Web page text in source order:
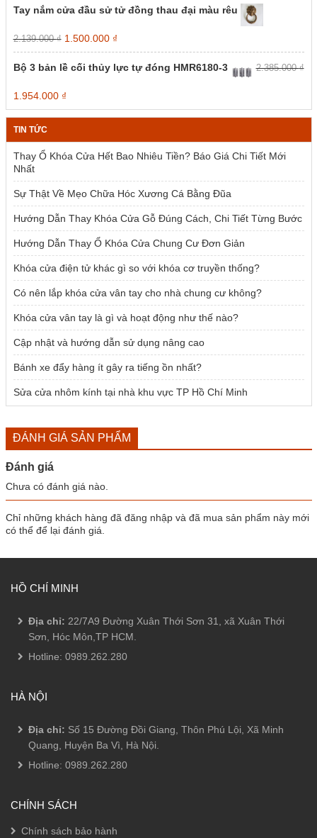
Tay nắm cửa đầu sử tử đồng thau đại màu rêu
2.139.000₫ Giá
gốc
là:
2.139.000 ₫.
1.500.000 ₫Giá
hiện
là:
Bộ 3 bản lề cối thủy lực tự đóng HMR6180-3 2.385.000₫
Giá
gốc
là:
2.385.000 ₫.
1.954.000 ₫Giá
hiện
tại
1.954.000 ₫.
TIN TỨC
Thay Ổ Khóa Cửa Hết Bao Nhiêu Tiền? Báo Giá Chi Tiết Mới
Nhất
Sự Thật Về Mẹo Chữa Hóc Xương Cá Bằng Đũa
Hướng Dẫn Thay Khóa Cửa Gỗ Đúng Cách, Chi Tiết Từng Bước
Hướng Dẫn Thay Ổ Khóa Cửa Chung Cư Đơn Giản
Khóa cửa điện tử khác gì so với khóa cơ truyền thống?
Có nên lắp khóa cửa vân tay cho nhà chung cư không?
Khóa cửa vân tay là gì và hoạt động như thế nào?
Cập nhật và hướng dẫn sử dụng nâng cao
Bánh xe đẩy hàng ít gây ra tiếng ồn nhất?
Sửa cửa nhôm kính tại nhà khu vực TP Hồ Chí Minh
ĐÁNH GIÁ SẢN PHẨM
Đánh giá
Chưa có đánh giá nào.
Chỉ những khách hàng đã đăng nhập và đã mua sản phẩm này mới
có thể để lại đánh giá.
HỒ CHÍ MINH
Địa chỉ: 22/7A9 Đường Xuân Thới Sơn 31, xã Xuân Thới
Sơn, Hóc Môn,TP HCM.
Hotline: 0989.262.280
HÀ NỘI
Địa chỉ: Số 15 Đường Đồi Giang, Thôn Phú Lội, Xã Minh
Quang, Huyện Ba Vì, Hà Nội.
Hotline: 0989.262.280
CHÍNH SÁCH
Chính sách bảo hành